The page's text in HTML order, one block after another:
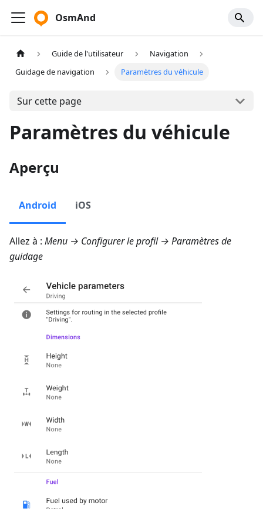
OsmAnd
Guide de l'utilisateur
Navigation
Guidage de navigation
Paramètres du véhicule
Sur cette page
Paramètres du véhicule
Aperçu
Android iOS
Allez à : Menu → Configurer le profil → Paramètres de
guidage